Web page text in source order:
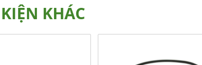
KHÁC